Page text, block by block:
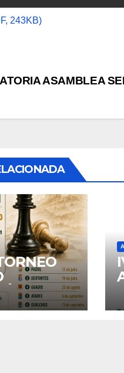
243KB)
ASAMBLEA